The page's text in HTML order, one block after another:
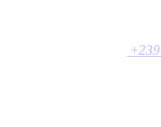
+239